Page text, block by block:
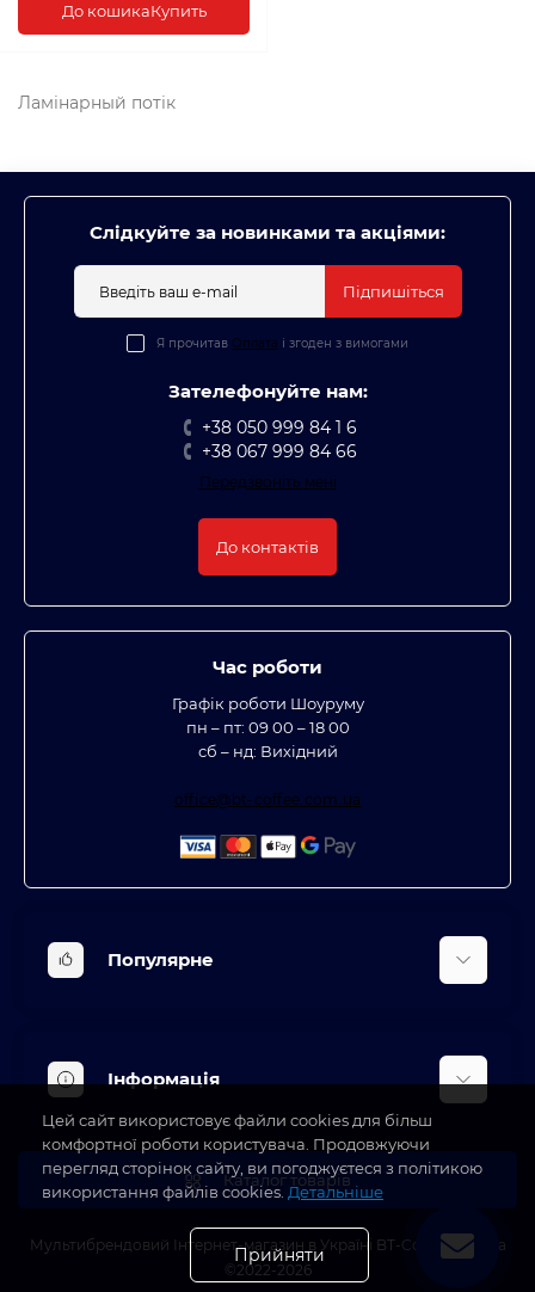
До кошикаКупить
Ламінарный потік
Слідкуйте за новинками та акціями:
Підпишіться
Я прочитав Оплата і згоден з вимогами
Зателефонуйте нам:
+38 050 999 84 1 6
+38 067 999 84 66
Передзвоніть мені
До контактів
Час роботи
Графік роботи Шоуруму
пн – пт: 09 00 – 18 00
сб – нд: Вихідний
office@bt-coffee.com.ua
Популярне
Кліматична техніка
Аксесуари та насадки
Будинок, сад, город
Косметичні прилади
Інформація
Доставка
Про магазин
Блог
Каталог товарів
Мультибрендовий Інтернет-магазин в Україні BT-Coffee.com.ua
©2022-2026
Цей сайт використовує файли cookies для більш
комфортної роботи користувача. Продовжуючи
перегляд сторінок сайту, ви погоджуєтеся з політикою
використання файлів cookies. Детальніше
Прийняти